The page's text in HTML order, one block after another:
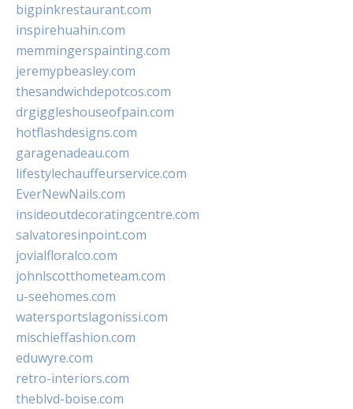
bigpinkrestaurant.com
inspirehuahin.com
memmingerspainting.com
jeremypbeasley.com
thesandwichdepotcos.com
drgiggleshouseofpain.com
hotflashdesigns.com
garagenadeau.com
lifestylechauffeurservice.com
EverNewNails.com
insideoutdecoratingcentre.com
salvatoresinpoint.com
jovialfloralco.com
johnlscotthometeam.com
u-seehomes.com
watersportslagonissi.com
mischieffashion.com
eduwyre.com
retro-interiors.com
theblvd-boise.com